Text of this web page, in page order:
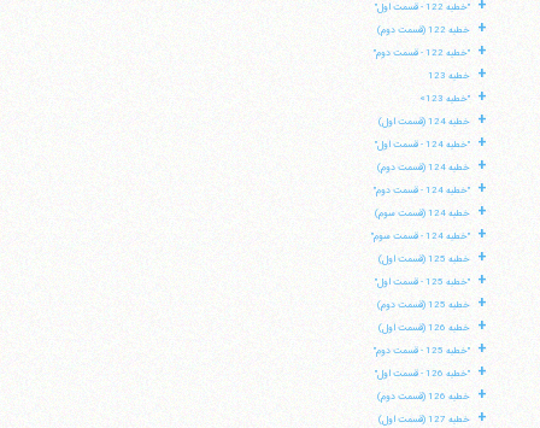
+ "خطبه 122 - قسمت اول"
+ خطبه 122 (قسمت دوم)
+ "خطبه 122 - قسمت دوم"
+ خطبه 123
+ "خطبه 123»
+ خطبه 124 (قسمت اول)
+ "خطبه 124 - قسمت اول"
+ خطبه 124 (قسمت دوم)
+ "خطبه 124 - قسمت دوم"
+ خطبه 124 (قسمت سوم)
+ "خطبه 124 - قسمت سوم"
+ خطبه 125 (قسمت اول)
+ "خطبه 125 - قسمت اول"
+ خطبه 125 (قسمت دوم)
+ خطبه 126 (قسمت اول)
+ "خطبه 125 - قسمت دوم"
+ "خطبه 126 - قسمت اول"
+ خطبه 126 (قسمت دوم)
+ خطبه 127 (قسمت اول)